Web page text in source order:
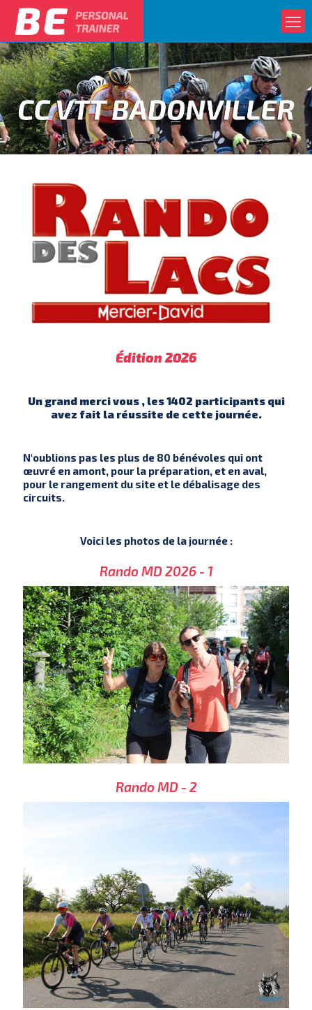
Édition 2026
Un grand merci vous , les 1402 participants qui
avez fait la réussite de cette journée.
N'oublions pas les plus de 80 bénévoles qui ont
œuvré en amont, pour la préparation, et en aval,
pour le rangement du site et le débalisage des
circuits.
Voici les photos de la journée :
Rando MD 2026 - 1
Rando MD - 2